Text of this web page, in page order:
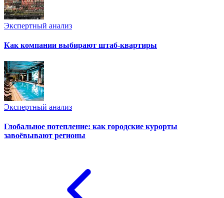
Экспертный анализ
Как компании выбирают штаб-квартиры
Экспертный анализ
Глобальное потепление: как городские курорты
завоёвывают регионы